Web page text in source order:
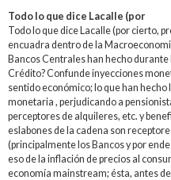
Todo lo que dice Lacalle (por
Todo lo que dice Lacalle (por cierto,
encuadra dentro de la
Bancos Centrales han hecho
Crédito? Confunde inyecciones
sentido económico; lo que han
monetaria , perjudicando a
perceptores de alquileres, etc. y
eslabones de la cadena son
(principalmente los Bancos y por
eso de la inflación de precios al
economía mainstream; ésta, antes de